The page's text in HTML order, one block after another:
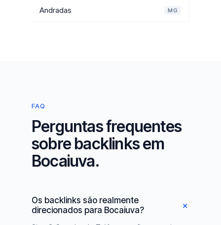
Andradas MG
FAQ
Perguntas frequentes
sobre backlinks em
Bocaiuva.
Os backlinks são realmente
direcionados para Bocaiuva?